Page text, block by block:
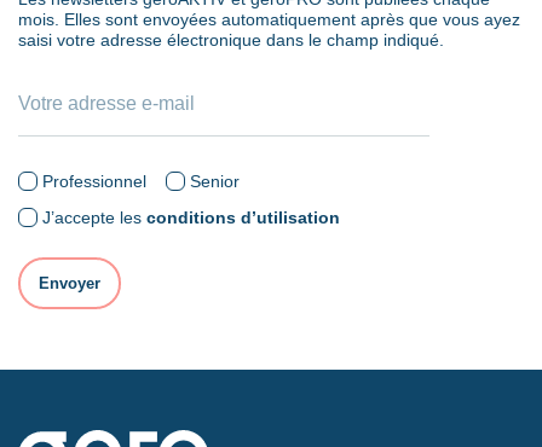
mois. Elles sont envoyées automatiquement après que vous ayez
saisi votre adresse électronique dans le champ indiqué.
Professionnel
Senior
J’accepte les conditions d’utilisation